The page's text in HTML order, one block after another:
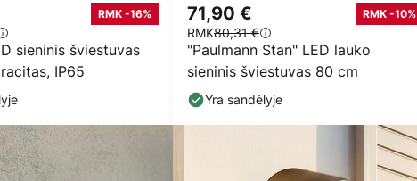
sieninis šviestuvas
IP65
RMK -16%
"Paulmann Stan" LED lauko
sieninis šviestuvas 80 cm
71,90 € RMK -10%
RMK80,31 €
Yra sandėlyje